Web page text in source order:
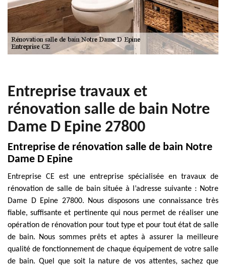
Entreprise travaux et
rénovation salle de bain Notre
Dame D Epine 27800
Entreprise de rénovation salle de bain Notre
Dame D Epine
Entreprise CE est une entreprise spécialisée en travaux de
rénovation de salle de bain située à l’adresse suivante : Notre
Dame D Epine 27800. Nous disposons une connaissance très
fiable, suffisante et pertinente qui nous permet de réaliser une
opération de rénovation pour tout type et pour tout état de salle
de bain. Nous sommes prêts et aptes à assurer la meilleure
qualité de fonctionnement de chaque équipement de votre salle
de bain. Quel que soit la nature de vos attentes, sachez que